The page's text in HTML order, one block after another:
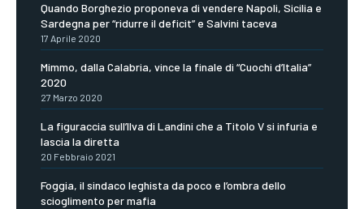
Quando Borghezio proponeva di vendere Napoli, Sicilia e
Sardegna per “ridurre il deficit” e Salvini taceva
17 Aprile 2020
Mimmo, dalla Calabria, vince la finale di “Cuochi d’Italia”
2020
27 Marzo 2020
La figuraccia sull’Ilva di Landini che a Titolo V si infuria e
lascia la diretta
20 Febbraio 2021
Foggia, il sindaco leghista da poco e l’ombra dello
scioglimento per mafia